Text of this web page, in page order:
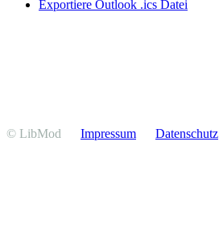
Exportiere Outlook .ics Datei
© LibMod Impressum Daten­schutz